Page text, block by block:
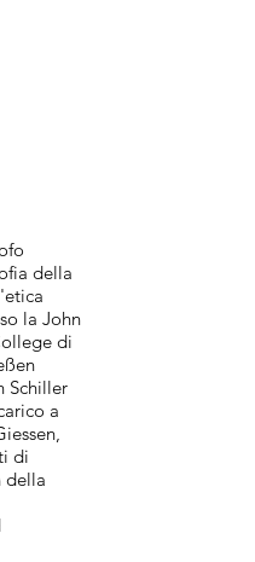
della
la John
di
Schiller
a
di
della